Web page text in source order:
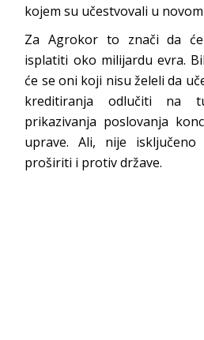
kojem su učestvovali u
Za Agrokor to znači da
isplatiti oko milijardu evra.
će se oni koji nisu želeli da
kreditiranja odlučiti na
prikazivanja poslovanja
uprave. Ali, nije
proširiti i protiv države.